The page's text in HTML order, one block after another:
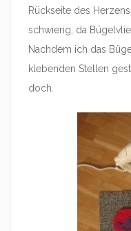
Rückseite des
schwierig, da
Nachdem ich das
klebenden Stellen
doch.